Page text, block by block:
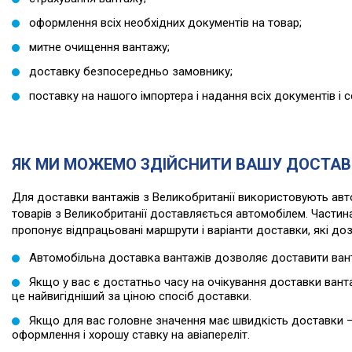
оформлення всіх необхідних документів на товар;
митне очищення вантажу;
доставку безпосередньо замовнику;
поставку на нашого імпортера і надання всіх документів і
ЯК МИ МОЖЕМО ЗДІЙСНИТИ ВАШУ
Для доставки вантажів з Великобританії використовують
товарів з Великобританії доставляється автомобілем.
пропонує відпрацьовані маршрути і варіанти доставки, які
Автомобільна доставка вантажів дозволяє доставити
Якщо у вас є достатньо часу на очікування доставки
це найвигідніший за ціною спосіб доставки.
Якщо для вас головне значення має швидкість доставки
оформлення і хорошу ставку на авіапереліт.